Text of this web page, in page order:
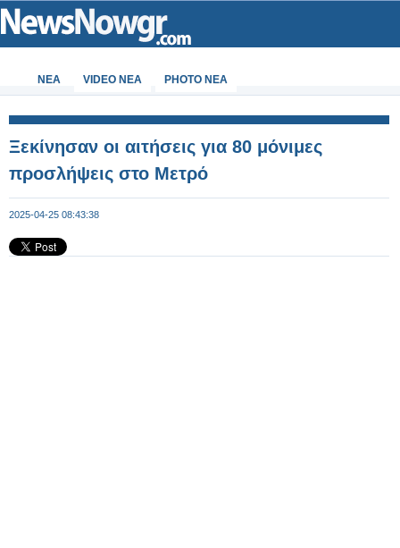
ΝΕΑ VIDEO NEA PHOTO NEA
Ξεκίνησαν οι αιτήσεις για 80 μόνιμες
προσλήψεις στο Μετρό
2025-04-25 08:43:38